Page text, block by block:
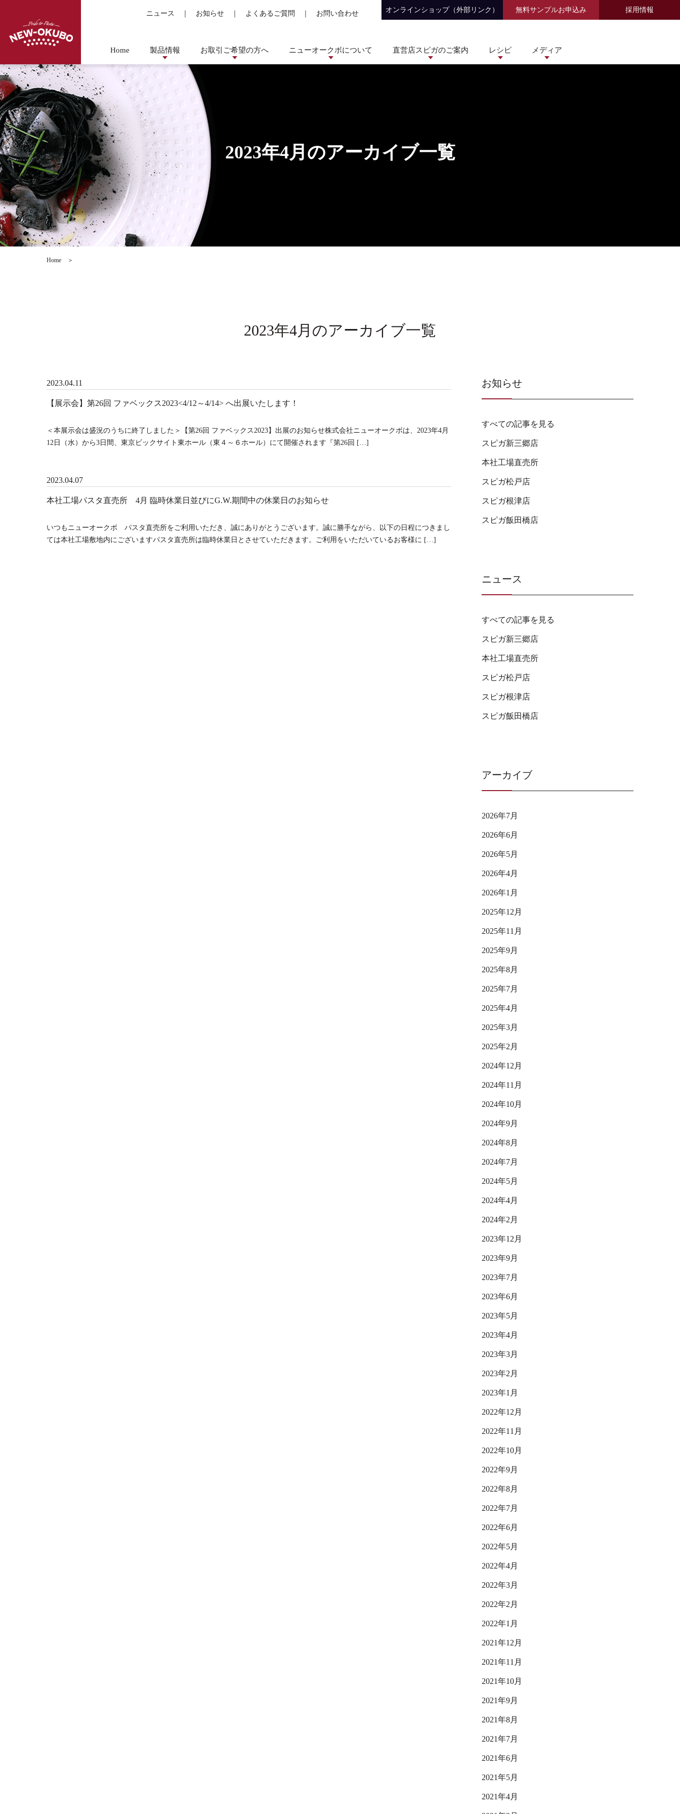
ニュース お知らせ よくあるご質問 お問い合わせ オンラインショップ（外部リンク） 無料サンプルお申込み 採用情報
Home 製品情報 お取引ご希望の方へ ニューオークボについて 直営店スピガのご案内 レシピ メディア
2023年4月のアーカイブ一覧
Home ＞
2023年4月のアーカイブ一覧
2023.04.11
【展示会】第26回 ファベックス2023<4/12～4/14> へ出展いたします！
＜本展示会は盛況のうちに終了しました＞【第26回 ファベックス2023】出展のお知らせ株式会社ニューオークボは、2023年4月
12日（水）から3日間、東京ビックサイト東ホール（東４～６ホール）にて開催されます『第26回 […]
2023.04.07
本社工場パスタ直売所 4月 臨時休業日並びにG.W.期間中の休業日のお知らせ
いつもニューオークボ パスタ直売所をご利用いただき、誠にありがとうございます。誠に勝手ながら、以下の日程につきまし
ては本社工場敷地内にございますパスタ直売所は臨時休業日とさせていただきます。ご利用をいただいているお客様に […]
お知らせ
すべての記事を見る
スピガ新三郷店
本社工場直売所
スピガ松戸店
スピガ根津店
スピガ飯田橋店
ニュース
すべての記事を見る
スピガ新三郷店
本社工場直売所
スピガ松戸店
スピガ根津店
スピガ飯田橋店
アーカイブ
2026年7月
2026年6月
2026年5月
2026年4月
2026年1月
2025年12月
2025年11月
2025年9月
2025年8月
2025年7月
2025年4月
2025年3月
2025年2月
2024年12月
2024年11月
2024年10月
2024年9月
2024年8月
2024年7月
2024年5月
2024年4月
2024年2月
2023年12月
2023年9月
2023年7月
2023年6月
2023年5月
2023年4月
2023年3月
2023年2月
2023年1月
2022年12月
2022年11月
2022年10月
2022年9月
2022年8月
2022年7月
2022年6月
2022年5月
2022年4月
2022年3月
2022年2月
2022年1月
2021年12月
2021年11月
2021年10月
2021年9月
2021年8月
2021年7月
2021年6月
2021年5月
2021年4月